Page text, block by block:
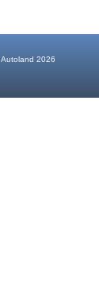
Autoland 2026